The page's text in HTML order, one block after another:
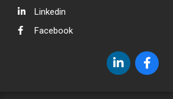
Linkedin
Facebook